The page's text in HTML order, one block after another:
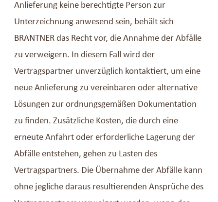
Anlieferung keine berechtigte Person zur
Unterzeichnung anwesend sein, behält sich
BRANTNER das Recht vor, die Annahme der Abfälle
zu verweigern. In diesem Fall wird der
Vertragspartner unverzüglich kontaktiert, um eine
neue Anlieferung zu vereinbaren oder alternative
Lösungen zur ordnungsgemäßen Dokumentation
zu finden. Zusätzliche Kosten, die durch eine
erneute Anfahrt oder erforderliche Lagerung der
Abfälle entstehen, gehen zu Lasten des
Vertragspartners. Die Übernahme der Abfälle kann
ohne jegliche daraus resultierenden Ansprüche des